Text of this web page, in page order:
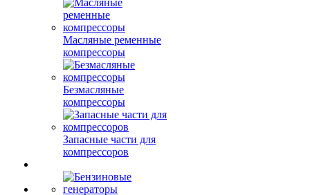
Масляные ременные
компрессоры
Безмасляные
компрессоры
Запасные части для
компрессоров